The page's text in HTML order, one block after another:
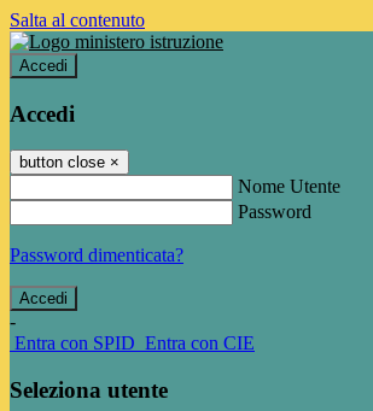
Salta al contenuto
Accedi
Accedi
button close ×
Nome Utente
Password
Password dimenticata?
-
Entra con SPID Entra con CIE
Seleziona utente